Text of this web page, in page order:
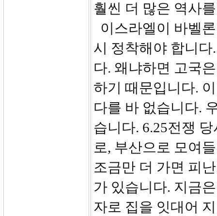
훨씬 더 많은 역사
이스라엘이 바벨
시 정착해야 합니
다. 왜냐하면 고국
하기 때문입니다.
다를 바 없습니다.
습니다. 6.25전쟁
로, 부산으로 모여
조금만 더 가면 피
가 있습니다. 지금
자로 집을 잇대어